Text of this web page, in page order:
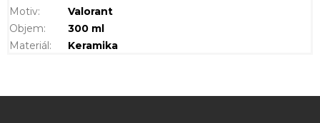
Motiv:
Valorant
Objem:
300 ml
Materiál: Keramika